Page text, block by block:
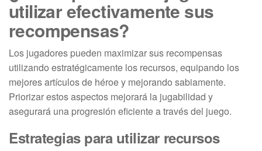
utilizar efectivamente sus
recompensas?
Los jugadores pueden maximizar sus recompensas
utilizando estratégicamente los recursos, equipando los
mejores artículos de héroe y mejorando sabiamente.
Priorizar estos aspectos mejorará la jugabilidad y
asegurará una progresión eficiente a través del juego.
Estrategias para utilizar recursos